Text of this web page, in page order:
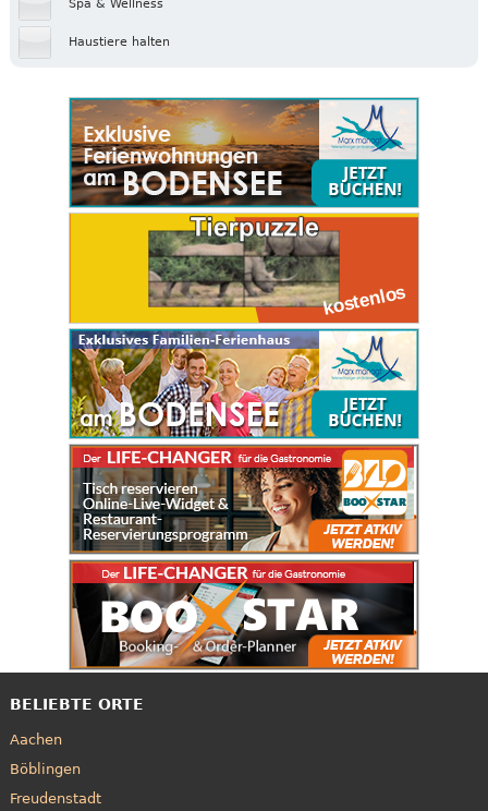
Spa & Wellness
Haustiere halten
BELIEBTE ORTE
Aachen
Böblingen
Freudenstadt